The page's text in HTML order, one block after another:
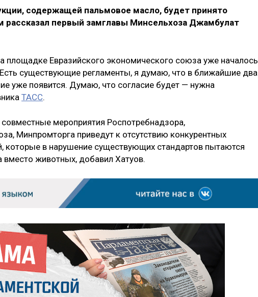
содержащей пальмовое масло, будет принято
рассказал первый замглавы Минсельхоза Джамбулат
площадке Евразийского экономического союза уже началось
существующие регламенты, я думаю, что в ближайшие два
уже появится. Думаю, что согласие будет — нужна
ТАСС.
мероприятия Роспотребнадзора,
Минпромторга приведут к отсутствию конкурентных
которые в нарушение существующих стандартов пытаются
вместо животных, добавил Хатуов.